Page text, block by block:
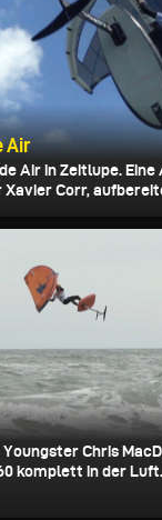
Air
Air in Zeitlupe.
Xavier Corr,
Chris
komplett in der